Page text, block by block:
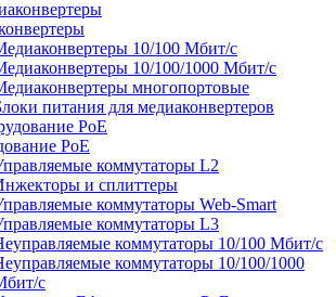
10/100 Мбит/с
10/100/1000 Мбит/c
многопортовые
питания для медиаконвертеров
PoE
коммутаторы L2
и сплиттеры
коммутаторы Web-Smart
коммутаторы L3
коммутаторы 10/100 Мбит/с
коммутаторы 10/100/1000
с